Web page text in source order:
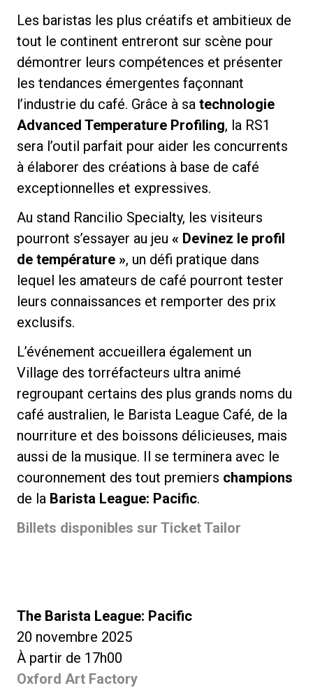
Les baristas les plus créatifs et ambitieux de
tout le continent entreront sur scène pour
démontrer leurs compétences et présenter
les tendances émergentes façonnant
l’industrie du café. Grâce à sa technologie
Advanced Temperature Profiling, la RS1
sera l’outil parfait pour aider les concurrents
à élaborer des créations à base de café
exceptionnelles et expressives.
Au stand Rancilio Specialty, les visiteurs
pourront s’essayer au jeu « Devinez le profil
de température », un défi pratique dans
lequel les amateurs de café pourront tester
leurs connaissances et remporter des prix
exclusifs.
L’événement accueillera également un
Village des torréfacteurs ultra animé
regroupant certains des plus grands noms du
café australien, le Barista League Café, de la
nourriture et des boissons délicieuses, mais
aussi de la musique. Il se terminera avec le
couronnement des tout premiers champions
de la Barista League: Pacific.
Billets disponibles sur Ticket Tailor
The Barista League: Pacific
20 novembre 2025
À partir de 17h00
Oxford Art Factory
Politique de confidentialité